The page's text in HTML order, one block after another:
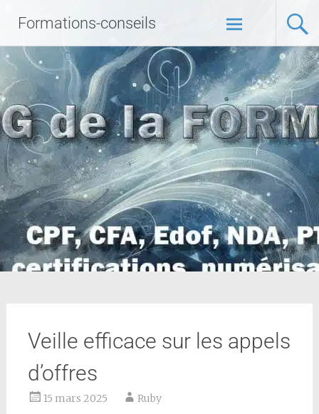
Formations-conseils
Veille efficace sur les appels
d’offres
15 mars 2025 Ruby